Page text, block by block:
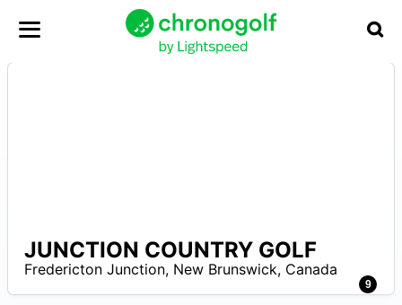
9
JUNCTION COUNTRY GOLF
Fredericton Junction, New Brunswick, Canada